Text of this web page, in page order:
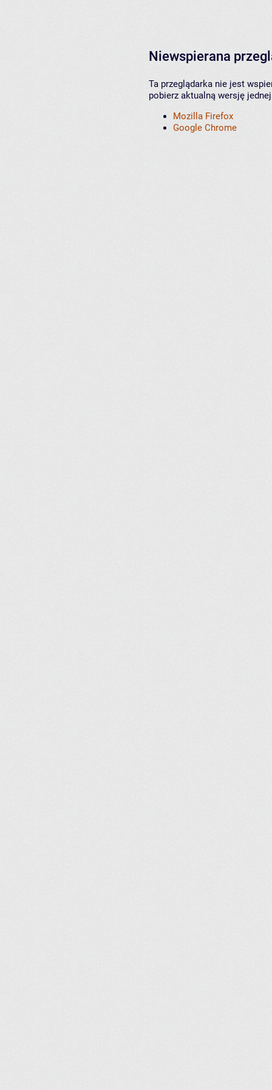
Niewspierana
Ta przeglądarka nie jest
pobierz aktualną wersję
Mozilla Firefox
Google Chrome